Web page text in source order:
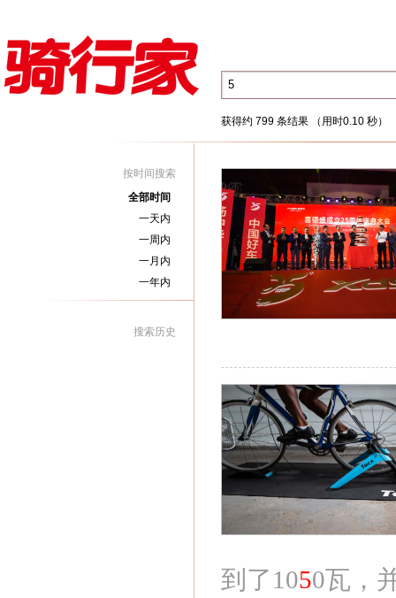
获得约 799 条结果 （用时0.10 秒）
按时间搜索
全部时间
一天内
一周内
一月内
一年内
搜索历史
到了1050瓦，